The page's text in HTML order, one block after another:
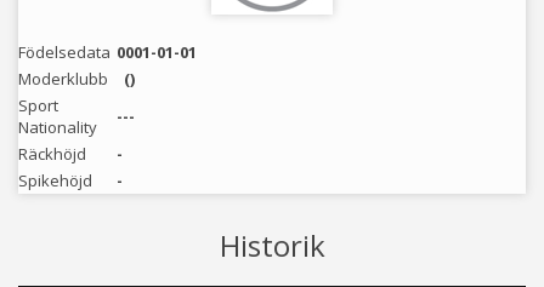
Födelsedata 0001-01-01
Moderklubb
()
Sport
Nationality
---
Räckhöjd
-
Spikehöjd
-
Historik